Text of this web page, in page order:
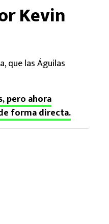
Kevin
que las Águilas
pero ahora
forma directa.